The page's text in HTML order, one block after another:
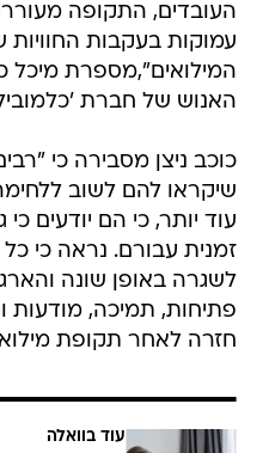
העובדים, התקופה
עמוקות בעקבות החוויות
המילואים",מספרת מיכל
האנוש של חברת
כוכב ניצן מסבירה כי
שיקראו להם לשוב
עוד יותר, כי הם יודעים
זמנית עבורם. נראה כי
לשגרה באופן שונה
פתיחות, תמיכה, מודעות
חזרה לאחר תקופת
עוד בוואלה